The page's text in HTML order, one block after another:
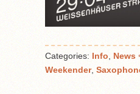
Categories: Info News
Weekender,